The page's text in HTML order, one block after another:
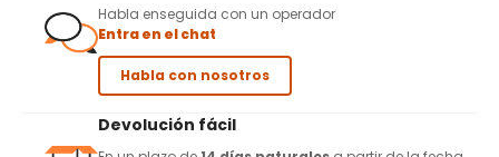
Habla enseguida con un operador
Entra en el chat
Habla con nosotros
Devolución fácil